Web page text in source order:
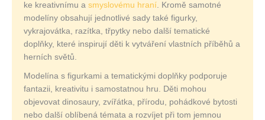
ke kreativnímu a smyslovému hraní. Kromě samotné
modelíny obsahují jednotlivé sady také figurky,
vykrajovátka, razítka, třpytky nebo další tematické
doplňky, které inspirují děti k vytváření vlastních příběhů a
herních světů.
Modelína s figurkami a tematickými doplňky podporuje
fantazii, kreativitu i samostatnou hru. Děti mohou
objevovat dinosaury, zvířátka, přírodu, pohádkové bytosti
nebo další oblíbená témata a rozvíjet při tom jemnou